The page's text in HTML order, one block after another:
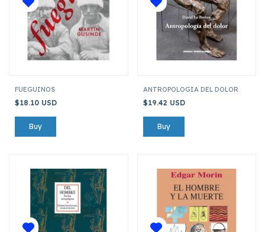
FUEGUINOS
$18.10 USD
ANTROPOLOGIA DEL DOLOR
$19.42 USD